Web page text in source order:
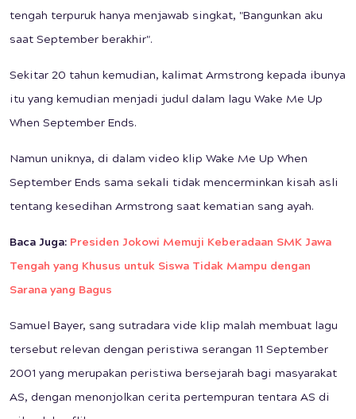
tengah terpuruk hanya menjawab singkat, "Bangunkan aku
saat September berakhir".
Sekitar 20 tahun kemudian, kalimat Armstrong kepada ibunya
itu yang kemudian menjadi judul dalam lagu Wake Me Up
When September Ends.
Namun uniknya, di dalam video klip Wake Me Up When
September Ends sama sekali tidak mencerminkan kisah asli
tentang kesedihan Armstrong saat kematian sang ayah.
Baca Juga: Presiden Jokowi Memuji Keberadaan SMK Jawa
Tengah yang Khusus untuk Siswa Tidak Mampu dengan
Sarana yang Bagus
Samuel Bayer, sang sutradara vide klip malah membuat lagu
tersebut relevan dengan peristiwa serangan 11 September
2001 yang merupakan peristiwa bersejarah bagi masyarakat
AS, dengan menonjolkan cerita pertempuran tentara AS di